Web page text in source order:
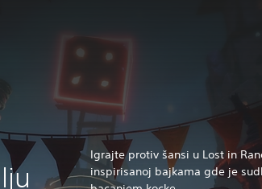
Igrajte protiv šansi u Lost in
inspirisanoj bajkama gde je